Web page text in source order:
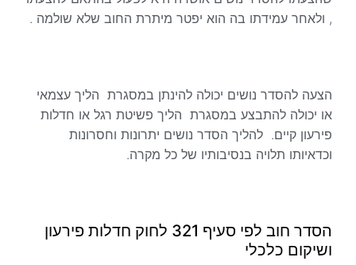
, ולאחר עמידתו בה הוא יפטר מיתרת החוב שלא שולמה .
הצעה להסדר נושים יכולה להינתן במסגרת הליך עצמאי
או יכולה להתבצע במסגרת הליך פשיטת רגל או חדלות
פירעון קיים. להליך הסדר נושים יתרונות וחסרונות
וכדאיותו תלויה בנסיבותיו של כל מקרה.
הסדר חוב לפי סעיף 321 לחוק חדלות פירעון
ושיקום כלכלי